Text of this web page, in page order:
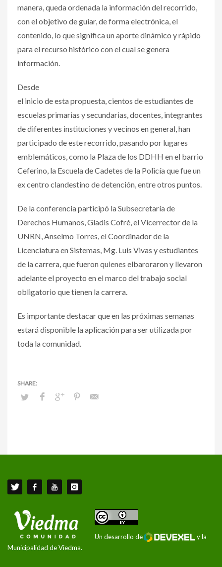
manera, queda ordenada la información del recorrido,
con el objetivo de guiar, de forma electrónica, el
contenido, lo que significa un aporte dinámico y rápido
para el recurso histórico con el cual se genera
información.
Desde
el inicio de esta propuesta, cientos de estudiantes de
escuelas primarias y secundarias, docentes, integrantes
de diferentes instituciones y vecinos en general, han
participado de este recorrido, pasando por lugares
emblemáticos, como la Plaza de los DDHH en el barrio
Ceferino, la Escuela de Cadetes de la Policía que fue un
ex centro clandestino de detención, entre otros puntos.
De la conferencia participó la Subsecretaría de
Derechos Humanos, Gladis Cofré, el Vicerrector de la
UNRN, Anselmo Torres, el Coordinador de la
Licenciatura en Sistemas, Mg. Luis Vivas y estudiantes
de la carrera, que fueron quienes elbaroraron y llevaron
adelante el proyecto en el marco del trabajo social
obligatorio que tienen la carrera.
Es importante destacar que en las próximas semanas
estará disponible la aplicación para ser utilizada por
toda la comunidad.
Un desarrollo de
y la
Municipalidad de Viedma.